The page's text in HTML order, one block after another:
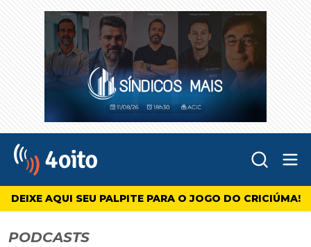
4oito
DEIXE AQUI SEU PALPITE PARA O JOGO DO CRICIÚMA!
PODCASTS